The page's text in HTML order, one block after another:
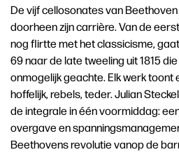
De vijf cellosonates van
doorheen zijn carrière. Van de
nog flirtte met het classicisme,
69 naar de late tweeling uit 1815
onmogelijk geachte. Elk werk toont
hoffelijk, rebels, teder. Julian
de integrale in één voormiddag:
overgave en
Beethovens revolutie vanop de